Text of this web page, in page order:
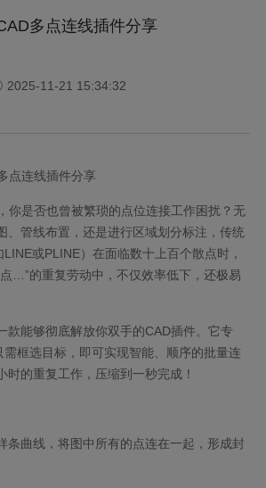
多点连线插件分享
2025-11-21 15:34:32
点连线插件分享
你是否也曾被繁琐的点位连接工作困扰？无
、管线布置，还是进行区域划分标注，传统
LINE或PLINE）在面临数十上百个散点时，
…”的重复劳动中，不仅效率低下，还极易
款能够彻底解放你双手的CAD插件。它专
需框选目标，即可实现智能、顺序的批量连
时的重复工作，压缩到一秒完成！
条曲线，将图中所有的点连在一起，形成封